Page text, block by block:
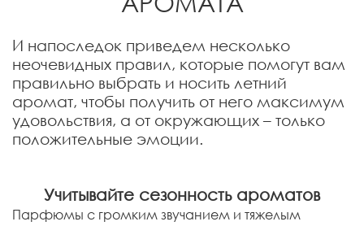
И напоследок приведем несколько
неочевидных правил, которые помогут вам
правильно выбрать и носить летний
аромат, чтобы получить от него максимум
удовольствия, а от окружающих – только
положительные эмоции.
Учитывайте сезонность ароматов
Парфюмы с громким звучанием и тяжелым